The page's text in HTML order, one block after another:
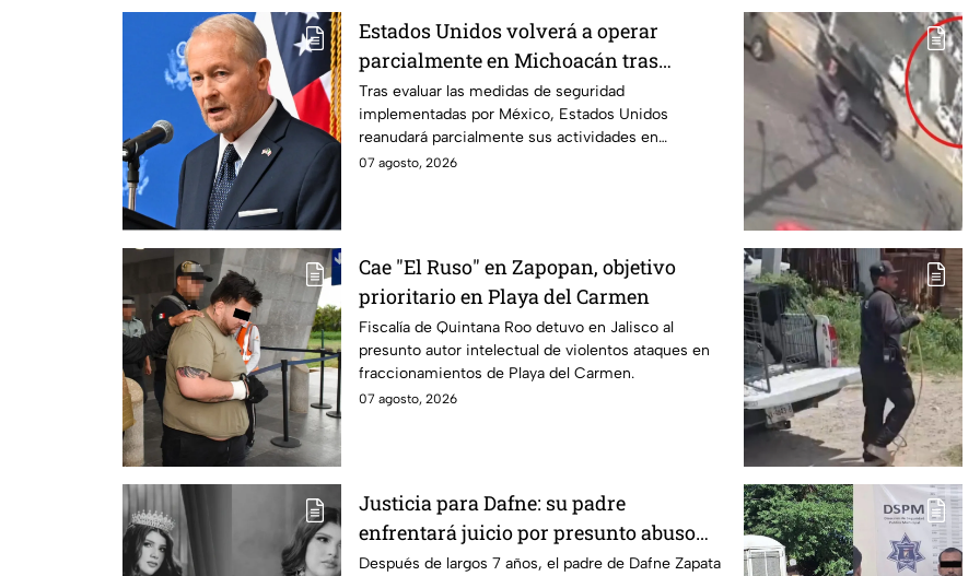
Estados Unidos volverá a operar
parcialmente en Michoacán tras
suspensión por motivos de seguridad
Tras evaluar las medidas de seguridad
implementadas por México, Estados Unidos
reanudará parcialmente sus actividades en
Michoacán a partir del 8 de agosto.
07 agosto, 2026
Cae "El Ruso" en Zapopan, objetivo
prioritario en Playa del Carmen
Fiscalía de Quintana Roo detuvo en Jalisco al
presunto autor intelectual de violentos ataques en
fraccionamientos de Playa del Carmen.
07 agosto, 2026
Justicia para Dafne: su padre
enfrentará juicio por presunto abuso
cometido en 2019 en Tamaulipas
Después de largos 7 años, el padre de Dafne Zapata